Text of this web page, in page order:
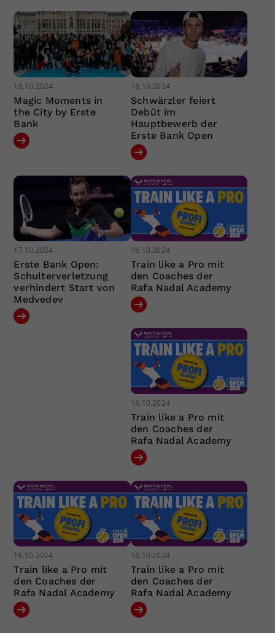
18.10.2024
Magic Moments in
the City by Erste
Bank
18.10.2024
Schwärzler feiert
Debüt im
Hauptbewerb der
Erste Bank Open
17.10.2024
Erste Bank Open:
Schulterverletzung
verhindert Start von
Medvedev
16.10.2024
Train like a Pro mit
den Coaches der
Rafa Nadal Academy
16.10.2024
Train like a Pro mit
den Coaches der
Rafa Nadal Academy
16.10.2024
Train like a Pro mit
den Coaches der
Rafa Nadal Academy
16.10.2024
Train like a Pro mit
den Coaches der
Rafa Nadal Academy